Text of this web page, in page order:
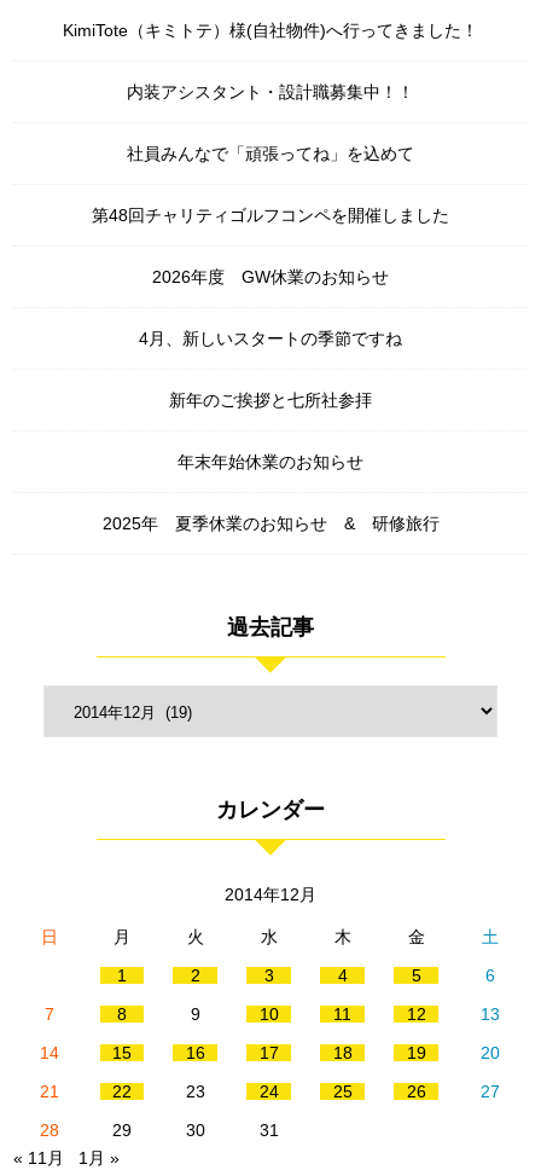
KimiTote（キミトテ）様(自社物件)へ行ってきました！
内装アシスタント・設計職募集中！！
社員みんなで「頑張ってね」を込めて
第48回チャリティゴルフコンペを開催しました
2026年度 GW休業のお知らせ
4月、新しいスタートの季節ですね
新年のご挨拶と七所社参拝
年末年始休業のお知らせ
2025年 夏季休業のお知らせ & 研修旅行
過去記事
カレンダー
2014年12月
日 月 火 水 木 金
土
1
2 3 4 5
6
7
8 9 10 11 12
13
14
15 16 17 18 19
20
21
22 23 24 25 26
27
28
29 30
31
« 11月
1月 »